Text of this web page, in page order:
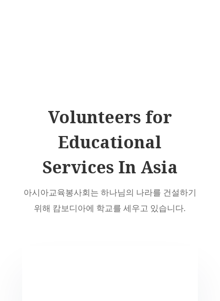
Volunteers for
Educational
Services In Asia
아시아교육봉사회는 하나님의 나라를 건설하기
위해 캄보디아에 학교를 세우고 있습니다.